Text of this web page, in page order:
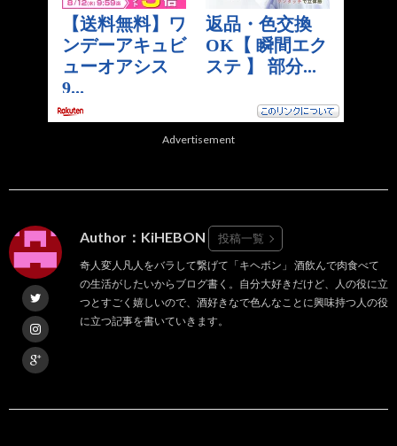
Advertisement
Author：KiHEBON 投稿一覧
奇人変人凡人をバラして繋げて「キヘボン」 酒飲んで肉食べて
の生活がしたいからブログ書く。自分大好きだけど、人の役に立
つとすごく嬉しいので、酒好きなで色んなことに興味持つ人の役
に立つ記事を書いていきます。